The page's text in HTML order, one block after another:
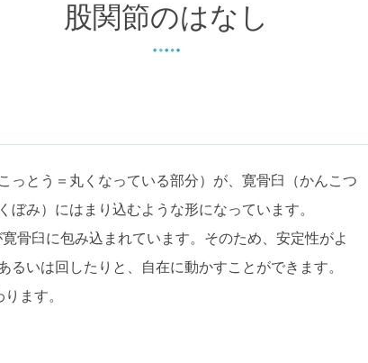
股関節のはなし
っとう＝丸くなっている部分）が、寛骨臼（かんこつ
ぼみ）にはまり込むような形になっています。
骨臼に包み込まれています。そのため、安定性がよ
るいは回したりと、自在に動かすことができます。
ます。